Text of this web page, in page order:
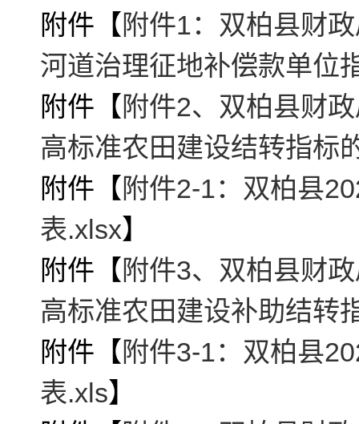
附件【 附件1：双柏县财
河道治理征地补偿款单位
附件【 附件2、双柏县财
高标准农田建设结转指标
附件【 附件2-1：双柏县
表.xlsx】
附件【 附件3、双柏县财
高标准农田建设补助结转
附件【 附件3-1：双柏县
表.xls】